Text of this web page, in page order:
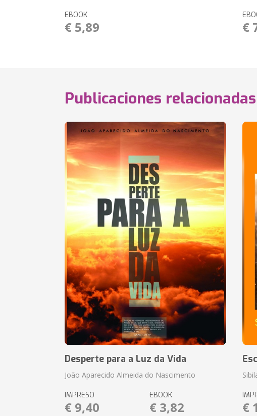
EBOOK
€ 5,89 €
Publicaciones relacionadas
Desperte para a Luz da Vida
João Aparecido Almeida do Nascimento
IMPRESO
€ 9,40
EBOOK
€ 3,82 €